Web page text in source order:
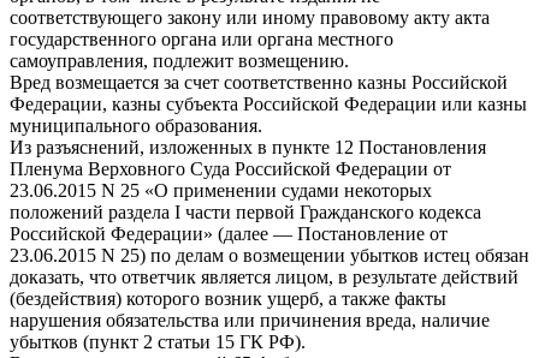
соответствующего закону или иному правовому акту акта
государственного органа или органа местного
самоуправления, подлежит возмещению.
Вред возмещается за счет соответственно казны Российской
Федерации, казны субъекта Российской Федерации или казны
муниципального образования.
Из разъяснений, изложенных в пункте 12 Постановления
Пленума Верховного Суда Российской Федерации от
23.06.2015 N 25 «О применении судами некоторых
положений раздела I части первой Гражданского кодекса
Российской Федерации» (далее — Постановление от
23.06.2015 N 25) по делам о возмещении убытков истец обязан
доказать, что ответчик является лицом, в результате действий
(бездействия) которого возник ущерб, а также факты
нарушения обязательства или причинения вреда, наличие
убытков (пункт 2 статьи 15 ГК РФ).